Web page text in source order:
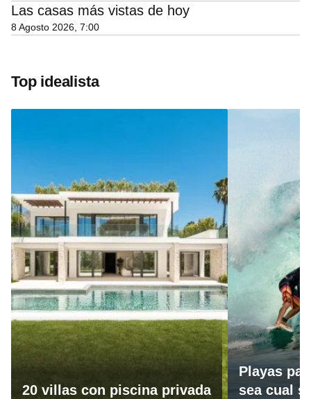
Las casas más vistas de hoy
8 Agosto 2026, 7:00
Top idealista
20 villas con piscina privada
Playas
sea cual